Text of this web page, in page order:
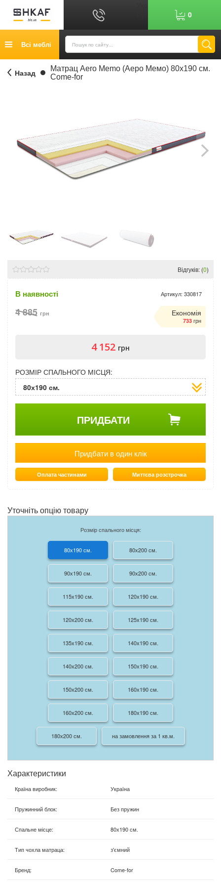
Доставка
Контакти
0 6 7 Показати номер
0
Всі меблі
Назад
Матрац Aero Memo (Аеро Мемо) 80х190 см.
Come-for
Відгуків: (0)
В наявності Артикул: 330817
4 885 грн Економія
733 грн
4 152 грн
РОЗМІР СПАЛЬНОГО МІСЦЯ:
80х190 см.
ПРИДБАТИ
Придбати в один клік
Оплата частинами Миттєва розстрочка
Уточніть опцію товару
Розмір спального місця:
80х190 см. 80х200 см.
90х190 см. 90х200 см.
115х190 см. 120х190 см.
120х200 см. 125х190 см.
135х190 см. 140х190 см.
140х200 см. 150х190 см.
150х200 см. 160х190 см.
160х200 см. 180х190 см.
180х200 см. на замовлення за 1 кв.м.
Характеристики
Країна виробник: Україна
Пружинний блок: Без пружин
Спальне місце: 80х190 см.
Тип чохла матраца: з'ємний
Бренд: Come-for